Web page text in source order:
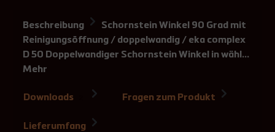
Beschreibung
Schornstein Winkel 90 Grad mit
Reinigungsöffnung / doppelwandig / eka complex
D 50 Doppelwandiger Schornstein Winkel in wähl…
Mehr
Downloads Fragen zum Produkt
Lieferumfang